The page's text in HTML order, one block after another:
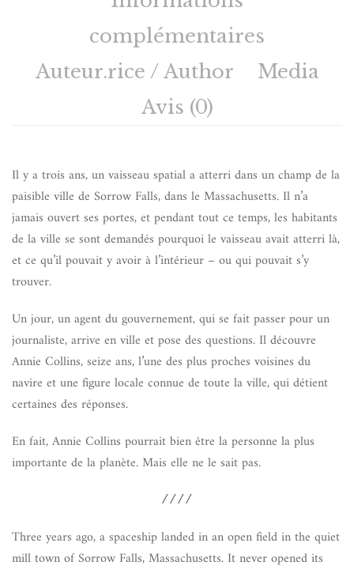
complémentaires
Auteur.rice / Author
Media
Avis (0)
Il y a trois ans, un vaisseau spatial a atterri dans un champ de la
paisible ville de Sorrow Falls, dans le Massachusetts. Il n’a
jamais ouvert ses portes, et pendant tout ce temps, les habitants
de la ville se sont demandés pourquoi le vaisseau avait atterri là,
et ce qu’il pouvait y avoir à l’intérieur – ou qui pouvait s’y
trouver.
Un jour, un agent du gouvernement, qui se fait passer pour un
journaliste, arrive en ville et pose des questions. Il découvre
Annie Collins, seize ans, l’une des plus proches voisines du
navire et une figure locale connue de toute la ville, qui détient
certaines des réponses.
En fait, Annie Collins pourrait bien être la personne la plus
importante de la planète. Mais elle ne le sait pas.
////
Three years ago, a spaceship landed in an open field in the quiet
mill town of Sorrow Falls, Massachusetts. It never opened its